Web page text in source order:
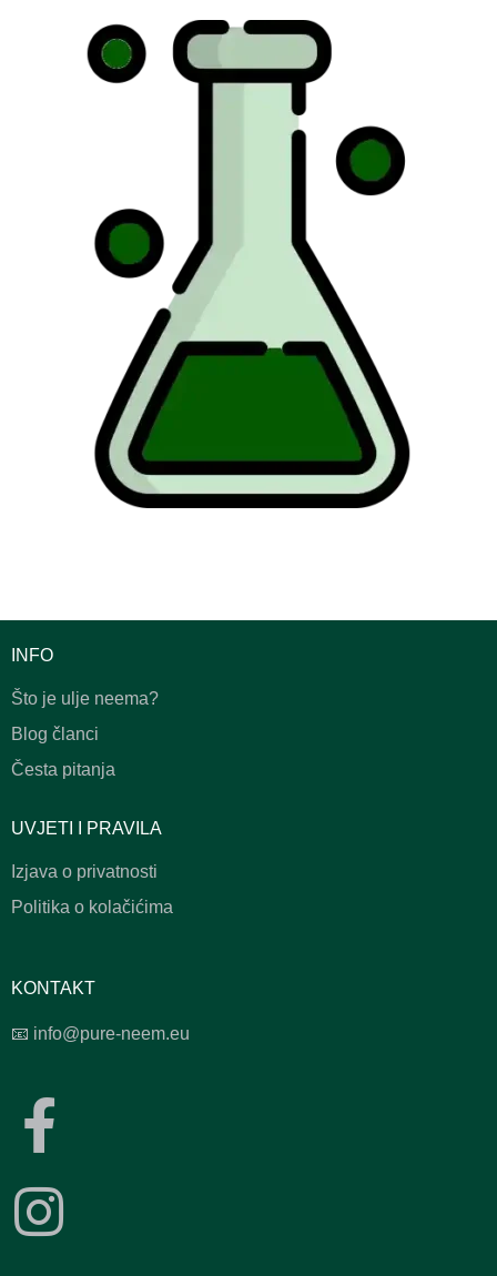
INFO
Što je ulje neema?
Blog članci
Česta pitanja
UVJETI I PRAVILA
Izjava o privatnosti
Politika o kolačićima
KONTAKT
📧 info@pure-neem.eu